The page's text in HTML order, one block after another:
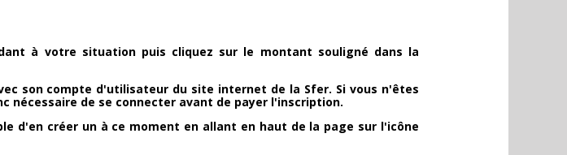
à votre situation puis cliquez sur le montant souligné dans la
son compte d'utilisateur du site internet de la Sfer. Si vous n'êtes
nécessaire de se connecter avant de payer l'inscription.
d'en créer un à ce moment en allant en haut de la page sur l'icône